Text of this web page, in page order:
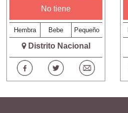
No tiene
Hembra Bebe Pequeño
Distrito Nacional